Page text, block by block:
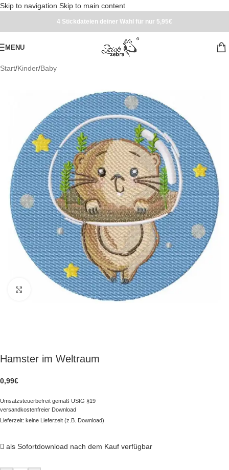
Skip to navigation Skip to main content
4 Stickdateien deiner Wahl für nur 5,95€
MENU
Start/Kinder/Baby
zum Vergrößern klicken
Hamster im Weltraum
0,99€
Umsatzsteuerbefreit gemäß UStG §19
versandkostenfreier Download
Lieferzeit: keine Lieferzeit (z.B. Download)
als Sofortdownload nach dem Kauf verfügbar